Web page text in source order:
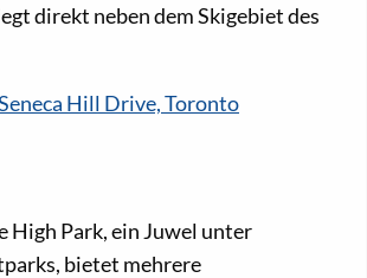
direkt neben dem Skigebiet des
Hill Drive, Toronto
High Park, ein Juwel unter
bietet mehrere